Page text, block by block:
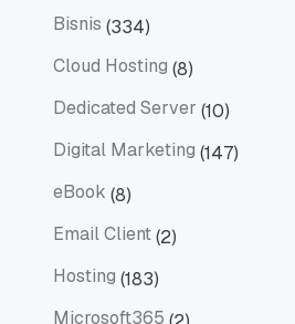
Bisnis (334)
Cloud Hosting (8)
Dedicated Server (10)
Digital Marketing (147)
eBook (8)
Email Client(2)
Hosting (183)
Microsoft365